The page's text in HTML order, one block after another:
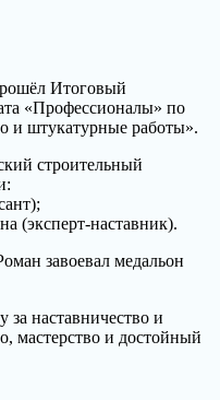
Итоговый
«Профессионалы» по
и штукатурные работы».
строительный
(эксперт‑наставник).
завоевал медальон
наставничество и
мастерство и достойный